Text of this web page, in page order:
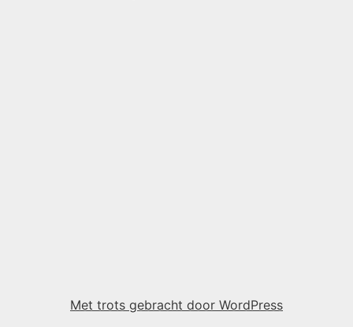
Met trots gebracht door WordPress